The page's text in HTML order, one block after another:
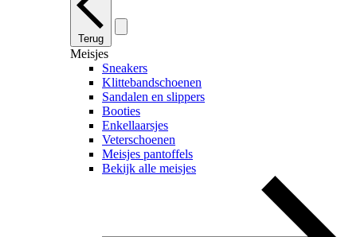
Terug
Meisjes
Sneakers
Klittebandschoenen
Sandalen en slippers
Booties
Enkellaarsjes
Veterschoenen
Meisjes pantoffels
Bekijk alle meisjes